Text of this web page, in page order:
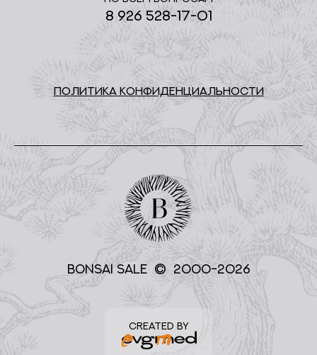
8 926 528-17-01
ПОЛИТИКА КОНФИДЕНЦИАЛЬНОСТИ
BONSAI SALE © 2000-2026
CREATED BY